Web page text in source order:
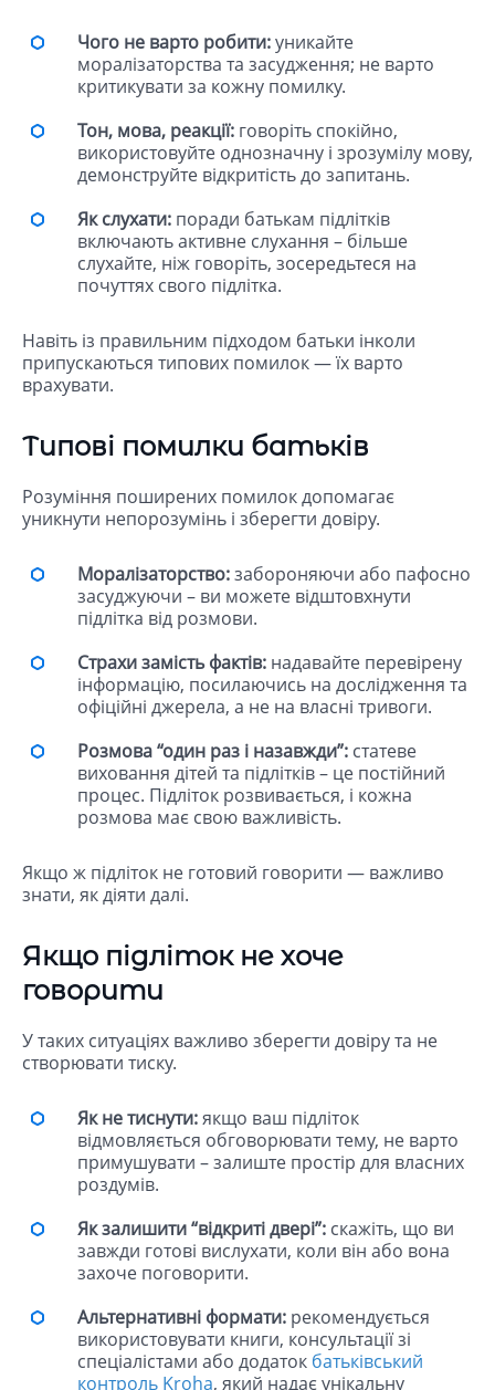
Чого не варто робити:уникайте
моралізаторства та засудження; не варто
критикувати за кожну помилку.
Тон, мова, реакції: говоріть спокійно,
використовуйте однозначну і зрозумілу мову,
демонструйте відкритість до запитань.
Як слухати: поради батькам підлітків
включають активне слухання – більше
слухайте, ніж говоріть, зосередьтеся на
почуттях свого підлітка.
Навіть із правильним підходом батьки інколи
припускаються типових помилок — їх варто
врахувати.
Типові помилки батьків
Розуміння поширених помилок допомагає
уникнути непорозумінь і зберегти довіру.
Моралізаторство:забороняючи або пафосно
засуджуючи – ви можете відштовхнути
підлітка від розмови.
Страхи замість фактів: надавайте перевірену
інформацію, посилаючись на дослідження та
офіційні джерела, а не на власні тривоги.
Розмова “один раз і назавжди”: статеве
виховання дітей та підлітків – це постійний
процес. Підліток розвивається, і кожна
розмова має свою важливість.
Якщо ж підліток не готовий говорити — важливо
знати, як діяти далі.
Якщо підліток не хоче
говорити
У таких ситуаціях важливо зберегти довіру та не
створювати тиску.
Як не тиснути:якщо ваш підліток
відмовляється обговорювати тему, не варто
примушувати – залиште простір для власних
роздумів.
Як залишити “відкриті двері”: скажіть, що ви
завжди готові вислухати, коли він або вона
захоче поговорити.
Альтернативні формати: рекомендується
використовувати книги, консультації зі
спеціалістами або додаток батьківський
контроль Kroha, який надає унікальну